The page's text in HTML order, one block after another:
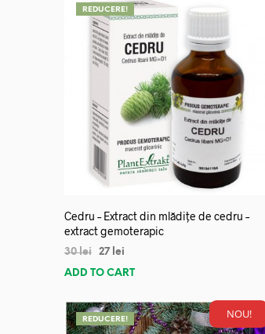
REDUCERE!
Cedru – Extract din mlădițe de cedru –
extract gemoterapic
30lei 27 lei
ADD TO CART
NOU!
REDUCERE!